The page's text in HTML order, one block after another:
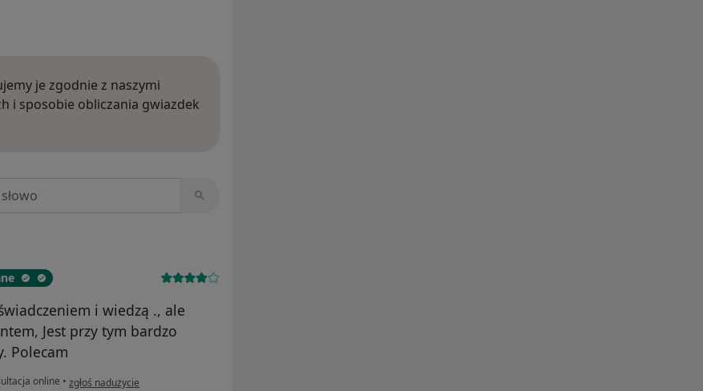
je zgodnie z naszymi
i sposobie obliczania gwiazdek
i wiedzą ., ale
Jest przy tym bardzo
Polecam
online • w opinii użytkownika Aleksandra
zgłoś nadużycie